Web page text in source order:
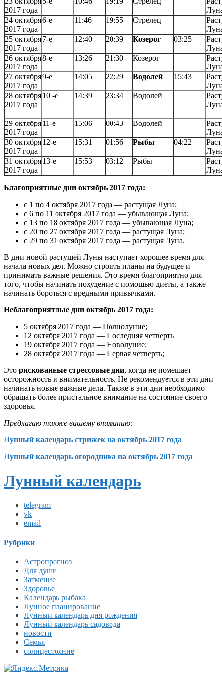
2017 года
24 октября
2017 года
6-е 11:46 19:55 Стрелец
25 октября
2017 года
7-е 12:40 20:39 Козерог 03:25
26 октября
2017 года
8-е 13:26 21:30 Козерог
27 октября
2017 года
9-е 14:05 22:29 Водолей 15:43
28 октября
2017 года
10 -е 14:39 23:34 Водолей
29 октября
2017 года
11-е 15:06 00:43 Водолей
30 октября
2017 года
12-е 15:31 01:56 Рыбы 04:22
31 октября
2017 года
13-е 15:53 03:12 Рыбы
Благоприятные дни октябрь 2017 года:
с 1 по 4 октября 2017 года — растущая Луна;
с 6 по 11 октября 2017 года — убывающая Луна;
с 13 по 18 октября 2017 года — убывающая Луна;
с 20 по 27 октября 2017 года — растущая Луна;
с 29 по 31 октября 2017 года — растущая Луна.
В дни новой растущей Луны наступает хорошее время для
начала новых дел. Можно строить планы на будущее и
принимать важные решения. Это время благоприятно для
того, чтобы начинать похудение с помощью диеты, а также
начинать бороться с вредными привычками.
Неблагоприятные дни октябрь 2017 года:
5 октября 2017 года — Полнолуние;
12 октября 2017 года — Последняя четверть
19 октября 2017 года — Новолуние;
28 октября 2017 года — Первая четверть;
Это рискованные стрессовые дни, когда не помешает
осторожность и внимательность. Не рекомендуется в эти дни
начинать новые важные дела. Также в эти дни необходимо
обращать более пристальное внимание на состояние своего
здоровья.
Предлагаю также вашему вниманию:
Лунный календарь стрижек на октябрь 2017 года
Лунный календарь огородника на октябрь 2017 года
Лунный календарь
telegram
vk
email
Рубрики
Астропрогноз
Для души
Затмение
Здоровье
Календарь рыбака
Лунное планирование
Лунный календарь дня рождения
Лунный календарь садовода
новости
Семья
солнцестояние